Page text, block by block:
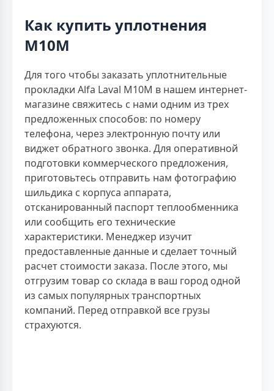
Как купить уплотнения
М10М
Для того чтобы заказать уплотнительные
прокладки Alfa Laval M10M в нашем интернет-
магазине свяжитесь с нами одним из трех
предложенных способов: по номеру
телефона, через электронную почту или
виджет обратного звонка. Для оперативной
подготовки коммерческого предложения,
приготовьтесь отправить нам фотографию
шильдика с корпуса аппарата,
отсканированный паспорт теплообменника
или сообщить его технические
характеристики. Менеджер изучит
предоставленные данные и сделает точный
расчет стоимости заказа. После этого, мы
отгрузим товар со склада в ваш город одной
из самых популярных транспортных
компаний. Перед отправкой все грузы
страхуются.